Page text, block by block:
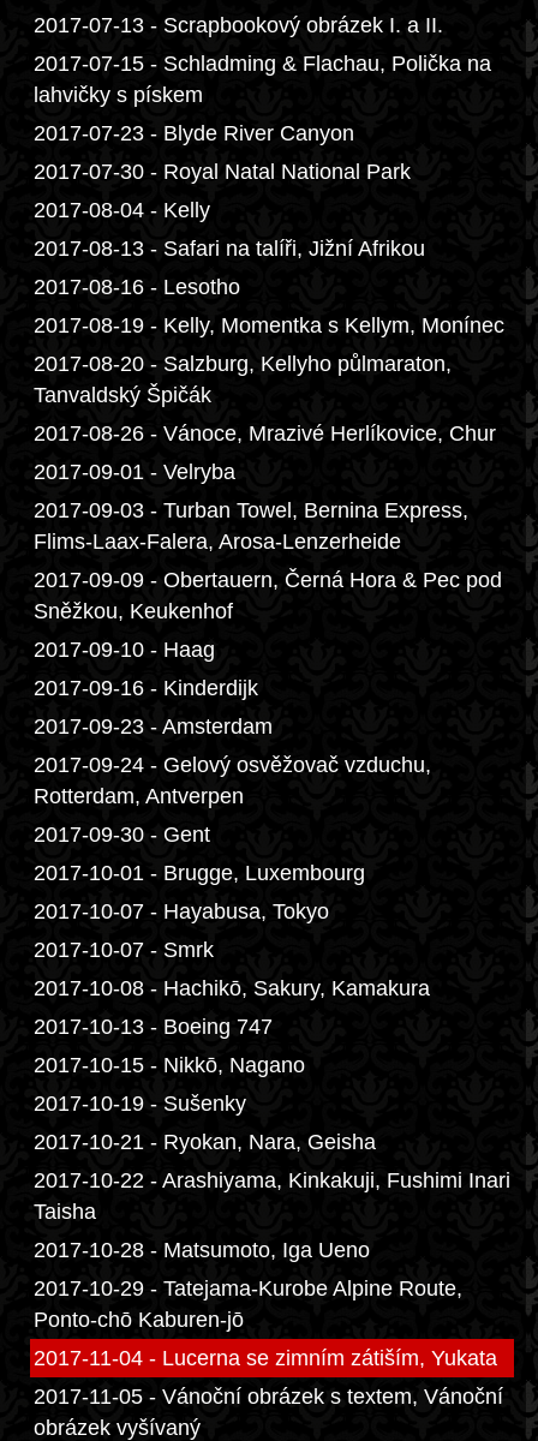
2017-07-13 - Scrapbookový obrázek I. a II.
2017-07-15 - Schladming & Flachau, Polička na
lahvičky s pískem
2017-07-23 - Blyde River Canyon
2017-07-30 - Royal Natal National Park
2017-08-04 - Kelly
2017-08-13 - Safari na talíři, Jižní Afrikou
2017-08-16 - Lesotho
2017-08-19 - Kelly, Momentka s Kellym, Monínec
2017-08-20 - Salzburg, Kellyho půlmaraton,
Tanvaldský Špičák
2017-08-26 - Vánoce, Mrazivé Herlíkovice, Chur
2017-09-01 - Velryba
2017-09-03 - Turban Towel, Bernina Express,
Flims-Laax-Falera, Arosa-Lenzerheide
2017-09-09 - Obertauern, Černá Hora & Pec pod
Sněžkou, Keukenhof
2017-09-10 - Haag
2017-09-16 - Kinderdijk
2017-09-23 - Amsterdam
2017-09-24 - Gelový osvěžovač vzduchu,
Rotterdam, Antverpen
2017-09-30 - Gent
2017-10-01 - Brugge, Luxembourg
2017-10-07 - Hayabusa, Tokyo
2017-10-07 - Smrk
2017-10-08 - Hachikō, Sakury, Kamakura
2017-10-13 - Boeing 747
2017-10-15 - Nikkō, Nagano
2017-10-19 - Sušenky
2017-10-21 - Ryokan, Nara, Geisha
2017-10-22 - Arashiyama, Kinkakuji, Fushimi Inari
Taisha
2017-10-28 - Matsumoto, Iga Ueno
2017-10-29 - Tatejama-Kurobe Alpine Route,
Ponto-chō Kaburen-jō
2017-11-04 - Lucerna se zimním zátiším, Yukata
2017-11-05 - Vánoční obrázek s textem, Vánoční
obrázek vyšívaný